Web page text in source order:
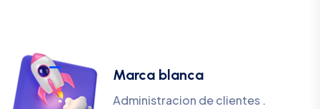
Marca blanca
Administracion de clientes .